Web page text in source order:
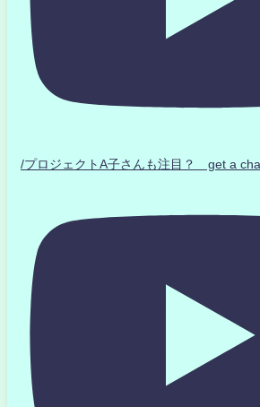
/プロジェクトA子さんも注目？ get a